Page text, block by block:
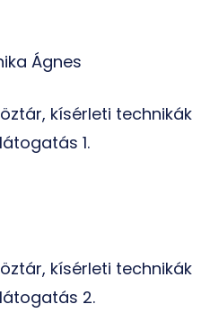
Ágnes
kísérleti technikák
1.
kísérleti technikák
2.